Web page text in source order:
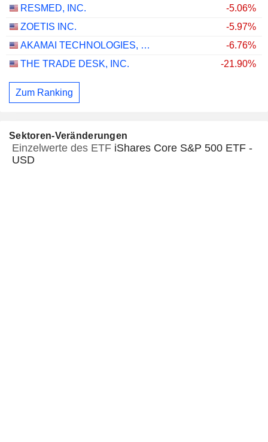
RESMED, INC.
-5.06%
ZOETIS INC.
-5.97%
AKAMAI TECHNOLOGIES, INC.
-6.76%
THE TRADE DESK, INC.
-21.90%
Zum Ranking
Sektoren-Veränderungen
Einzelwerte des ETF iShares Core S&P 500 ETF -
USD